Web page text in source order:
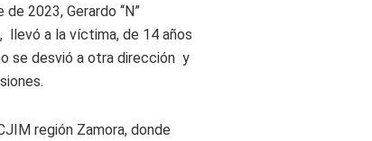
2023, Gerardo “N”
llevó a la víctima, de 14 años
se desvió a otra dirección y
región Zamora, donde